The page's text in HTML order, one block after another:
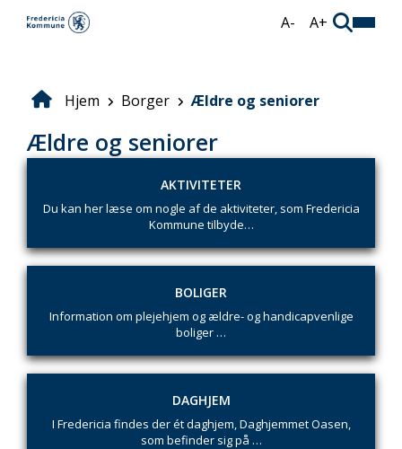
A- A+
Brødkrumme
Hjem Borger Ældre og seniorer
Ældre og seniorer
AKTIVITETER
Du kan her læse om nogle af de aktiviteter, som Fredericia
Kommune tilbyde…
BOLIGER
Information om plejehjem og ældre- og handicapvenlige
boliger …
DAGHJEM
I Fredericia findes der ét daghjem, Daghjemmet Oasen,
som befinder sig på …